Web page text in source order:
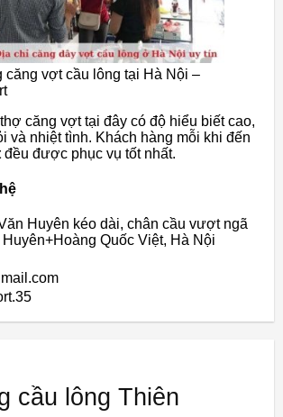
căng vợt cầu lông tại Hà Nội –
căng vợt tại đây có độ hiểu biết cao,
và nhiệt tình. Khách hàng mỗi khi đến
đều được phục vụ tốt nhất.
Huyên kéo dài, chân cầu vượt ngã
Quốc Việt, Hà Nội
cầu lông Thiên